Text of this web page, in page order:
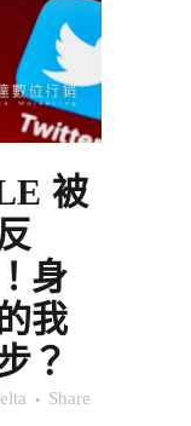
被
身
我
？
Share